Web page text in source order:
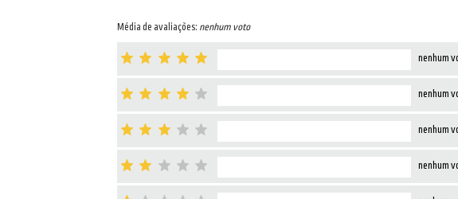
Média de avaliações: nenhum voto
nenhum
nenhum
nenhum
nenhum